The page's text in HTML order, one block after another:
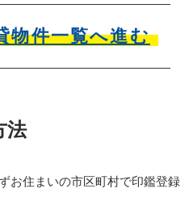
物件一覧へ進む
法
お住まいの市区町村で印鑑登録